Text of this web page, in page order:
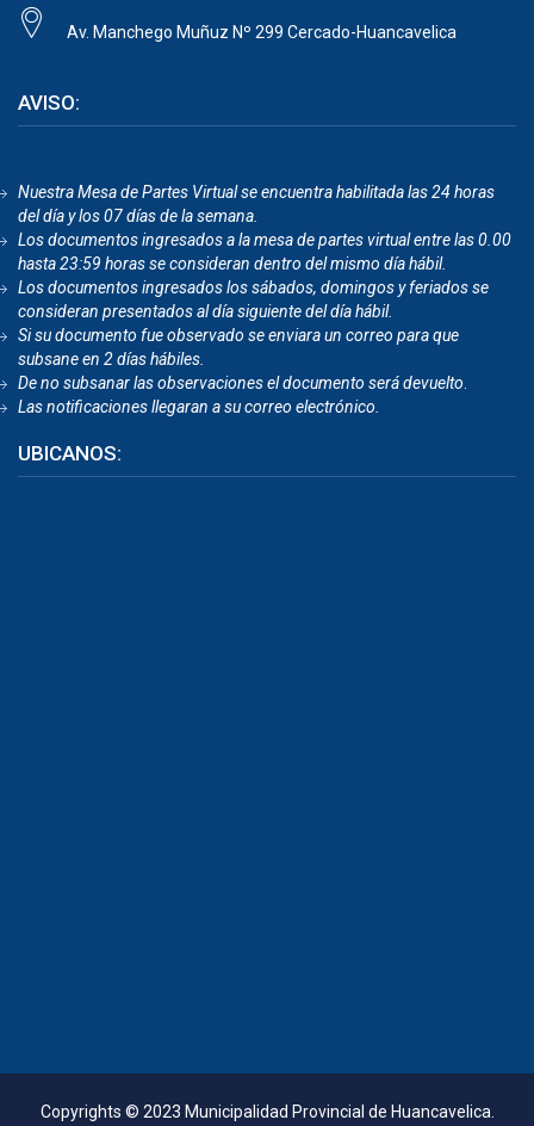
Av. Manchego Muñuz Nº 299 Cercado-Huancavelica
AVISO:
Nuestra Mesa de Partes Virtual se encuentra habilitada las 24 horas
del día y los 07 días de la semana.
Los documentos ingresados a la mesa de partes virtual entre las 0.00
hasta 23:59 horas se consideran dentro del mismo día hábil.
Los documentos ingresados los sábados, domingos y feriados se
consideran presentados al día siguiente del día hábil.
Si su documento fue observado se enviara un correo para que
subsane en 2 días hábiles.
De no subsanar las observaciones el documento será devuelto.
Las notificaciones llegaran a su correo electrónico.
UBICANOS:
Copyrights © 2023 Municipalidad Provincial de Huancavelica.